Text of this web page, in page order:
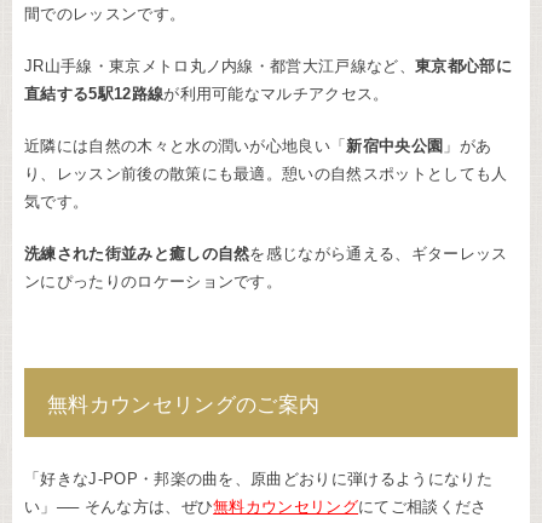
間でのレッスンです。
JR山手線・東京メトロ丸ノ内線・都営大江戸線など、 東京都心部に
直結する5駅12路線が利用可能なマルチアクセス。
近隣には自然の木々と水の潤いが心地良い「新宿中央公園 」があ
り、レッスン前後の散策にも最適。憩いの自然スポットとしても人
気です。
洗練された街並みと癒しの自然を感じながら通える、ギターレッス
ンにぴったりのロケーションです。
無料カウンセリングのご案内
「好きなJ-POP・邦楽の曲を、原曲どおりに弾けるようになりた
い」── そんな方は、ぜひ無料カウンセリングにてご相談くださ